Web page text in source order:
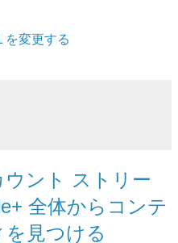
を変更する
ント ストリー
全体からコンテ
見つける